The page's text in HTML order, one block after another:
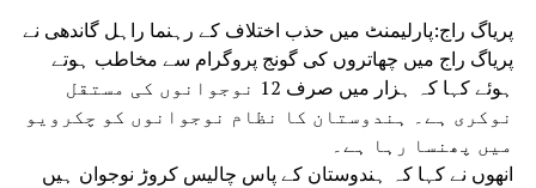
پریاگ راج:پارلیمنٹ میں حذب اختلاف کے رہنما راہل گاندھی نے
پریاگ راج میں چھاتروں کی گونج پروگرام سے مخاطب ہوتے
ہوئے کہا کہ ہزار میں صرف 12 نوجوانوں کی مستقل
نوکری ہے۔ ہندوستان کا نظام نوجوانوں کو چکرویو
میں پھنسا رہا ہے۔
انھوں نے کہا کہ ہندوستان کے پاس چالیس کروڑ نوجوان ہیں